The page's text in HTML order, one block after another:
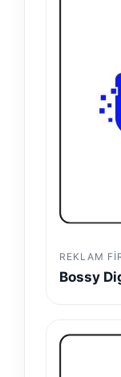
REKLAM
Bossy